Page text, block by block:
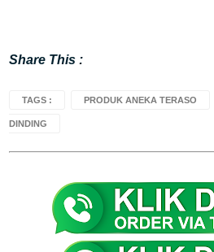
Share This :
TAGS : PRODUK ANEKA TERASO
DINDING